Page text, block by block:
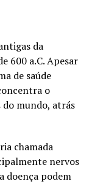
da
600 a.C. Apesar
de saúde
o
do mundo, atrás
chamada
nervos
doença podem